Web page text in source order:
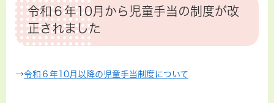
令和６年10月から児童手当の制度が改
正されました
→令和６年10月以降の児童手当制度について